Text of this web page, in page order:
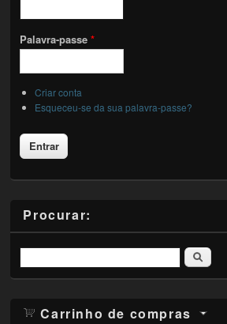
Palavra-passe*
Criar conta
Esqueceu-se da sua palavra-passe?
Procurar:
Pesquisar
Carrinho de compras